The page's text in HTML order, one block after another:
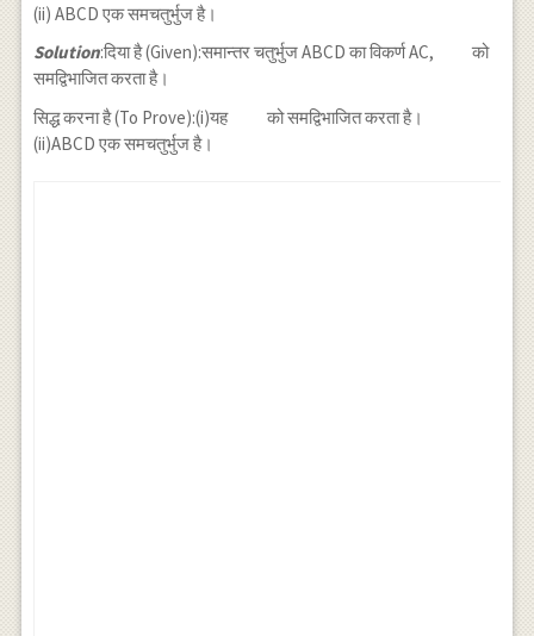
(ii) ABCD एक समचतुर्भुज है।
Solution:दिया है (Given):समान्तर चतुर्भुज ABCD का विकर्ण AC,
को
समद्विभाजित करता है।
सिद्ध करना है (To Prove):(i)यह
को समद्विभाजित करता है।
(ii)ABCD एक समचतुर्भुज है।